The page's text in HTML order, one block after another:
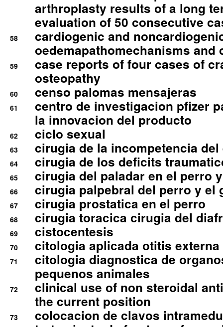
arthroplasty results of a long
evaluation of 50 consecutive
58
cardiogenic and
oedemapathomechanisms and
59
case reports of four cases of
osteopathy
60 censo palomas mensajeras
61
centro de investigacion pfizer
la innovacion del producto
62 ciclo sexual
63 cirugia de la incompetencia
64 cirugia de los deficits
65 cirugia del paladar en el perro
66 cirugia palpebral del perro y el
67 cirugia prostatica en el perro
68 cirugia toracica cirugia del
69 cistocentesis
70 citologia aplicada otitis externa
71
citologia diagnostica de
pequenos animales
72
clinical use of non steroidal
the current position
73
colocacion de clavos